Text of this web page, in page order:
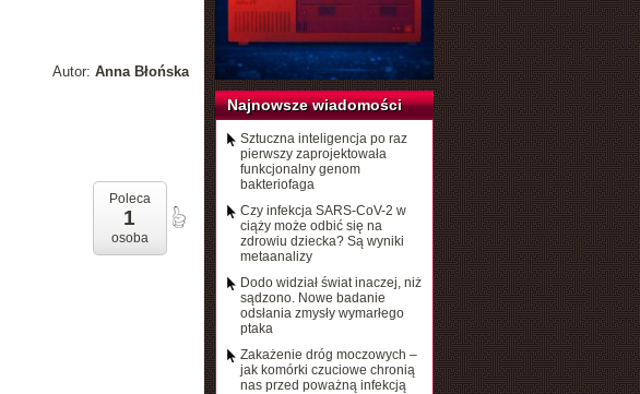
Autor: Anna Błońska
Poleca
1
osoba
Najnowsze wiadomości
Sztuczna inteligencja po raz
pierwszy zaprojektowała
funkcjonalny genom
bakteriofaga
Czy infekcja SARS-CoV-2 w
ciąży może odbić się na
zdrowiu dziecka? Są wyniki
metaanalizy
Dodo widział świat inaczej, niż
sądzono. Nowe badanie
odsłania zmysły wymarłego
ptaka
Zakażenie dróg moczowych –
jak komórki czuciowe chronią
nas przed poważną infekcją